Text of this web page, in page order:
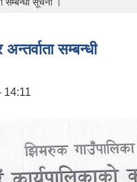
सम्बन्धी सूचना ।
सम्बन्धी
14:11